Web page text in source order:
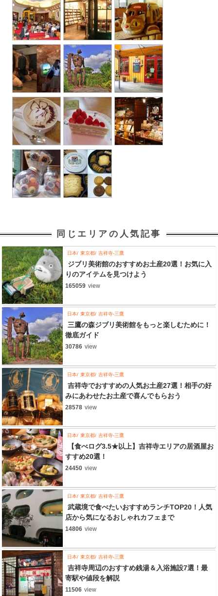
同じエリアの人気記事
日本 東京都 吉祥寺-三鷹
ジブリ美術館のおすすめお土産20選！お気に入
りのアイテムを見つけよう
165059 view
日本 東京都 吉祥寺-三鷹
三鷹の森ジブリ美術館をもっと楽しむために！
徹底ガイド
30786 view
日本 東京都 吉祥寺-三鷹
吉祥寺でおすすめの人気お土産27選！相手の好
みにあわせたお土産で喜んでもらおう
28578 view
日本 東京都 吉祥寺-三鷹
【食べログ3.5★以上】吉祥寺エリアの居酒屋お
すすめ20選！
24450 view
日本 東京都 吉祥寺-三鷹
武蔵境で食べたいおすすめランチTOP20！人気
店から気になるおしゃれカフェまで
14806 view
日本 東京都 吉祥寺-三鷹
吉祥寺周辺のおすすめ銭湯＆入浴施設7選！最
寄駅や値段を解説
11506 view